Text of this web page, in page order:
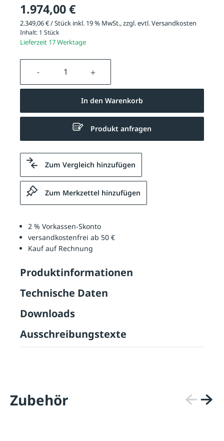
1.974,00 €
2.349,06 € / Stück inkl. 19 % MwSt., zzgl. evtl.Versandkosten
Inhalt: 1 Stück
Lieferzeit 17 Werktage
Produkt Anzahl: Gib den
In den Warenkorb
Produkt anfragen
Zum Vergleich hinzufügen
Zum Merkzettel hinzufügen
2 % Vorkassen-Skonto
versandkostenfrei ab 50 €
Kauf auf Rechnung
Produktinformationen
Technische Daten
Downloads
Ausschreibungstexte
Zubehör